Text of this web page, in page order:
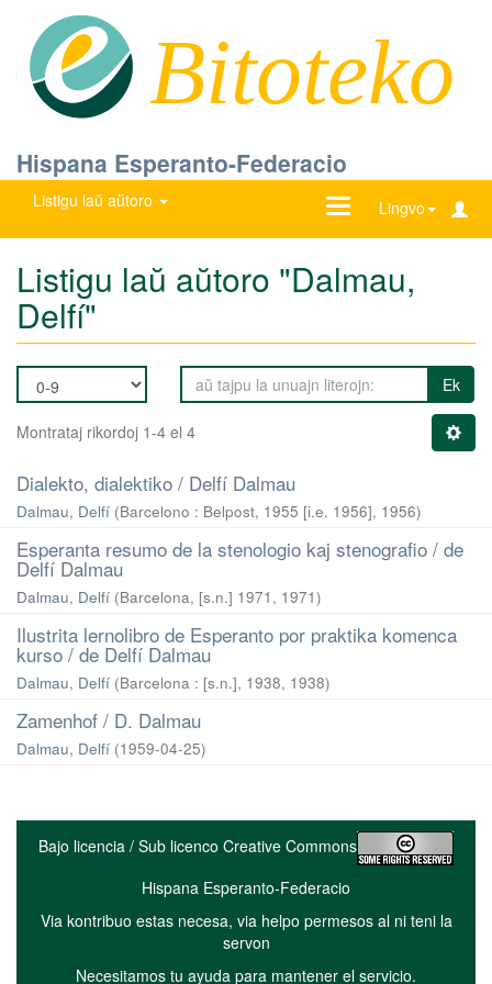
Bitoteko
Hispana Esperanto-Federacio
Listigu laŭ aŭtoro Lingvo
Ŝanĝu
Listigu laŭ aŭtoro "Dalmau,
Delfí"
Ek
Montrataj rikordoj 1-4 el 4
Dialekto, dialektiko / Delfí Dalmau
Dalmau, Delfí (Barcelono : Belpost, 1955 [i.e. 1956], 1956)
Esperanta resumo de la stenologio kaj stenografio / de
Delfí Dalmau
Dalmau, Delfí (Barcelona, [s.n.] 1971 , 1971)
Ilustrita lernolibro de Esperanto por praktika komenca
kurso / de Delfí Dalmau
Dalmau, Delfí (Barcelona : [s.n.], 1938, 1938)
Zamenhof / D. Dalmau
Dalmau, Delfí (1959-04-25)
Bajo licencia / Sub licenco Creative Commons
Hispana Esperanto-Federacio
Via kontribuo estas necesa, via helpo permesos al ni teni la
servon
Necesitamos tu ayuda para mantener el servicio.